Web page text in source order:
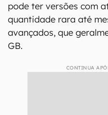
pode ter versões com
quantidade rara até
avançados, que
GB.
CONTINUA